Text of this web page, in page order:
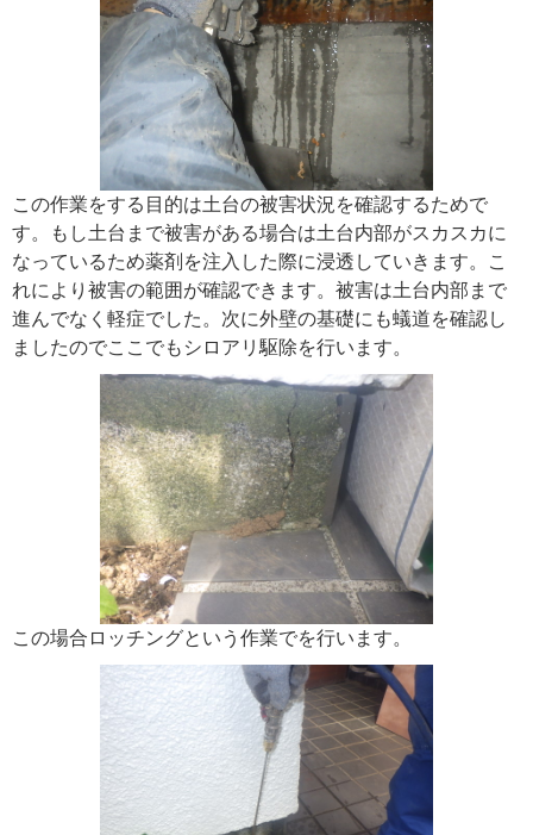
この作業をする目的は土台の被害状況を確認するためで
す。もし土台まで被害がある場合は土台内部がスカスカに
なっているため薬剤を注入した際に浸透していきます。こ
れにより被害の範囲が確認できます。被害は土台内部まで
進んでなく軽症でした。次に外壁の基礎にも蟻道を確認し
ましたのでここでもシロアリ駆除を行います。
この場合ロッチングという作業でを行います。